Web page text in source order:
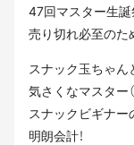
47回マスター生誕
売り切れ必至のた
スナック玉ちゃん
気さくなマスター
スナックビギナー
明朗会計！